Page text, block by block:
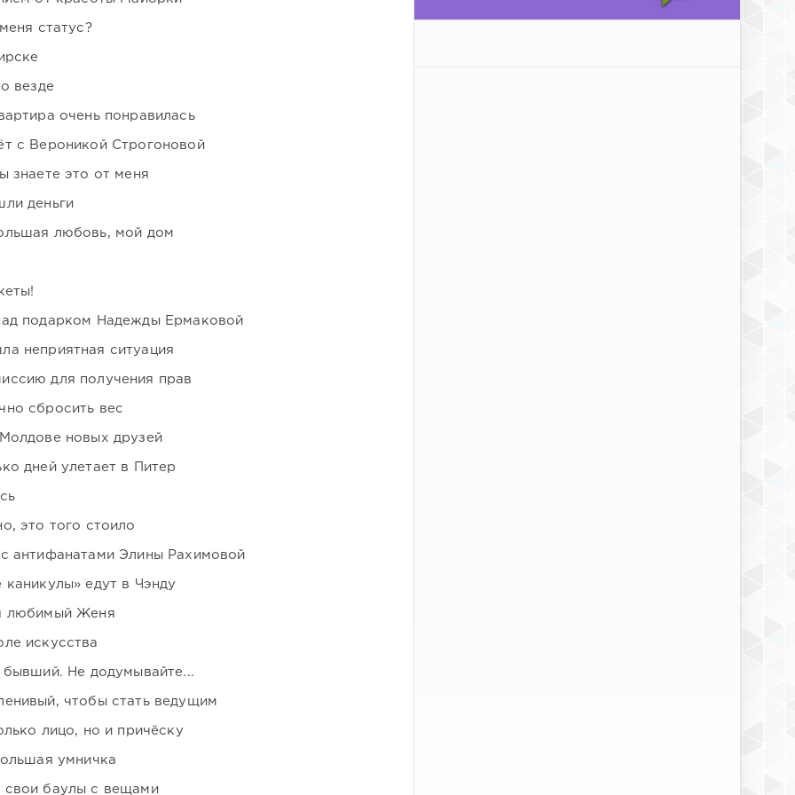
статус?
везде
очень понравилась
с Вероникой Строгоновой
знаете это от меня
деньги
любовь, мой дом
подарком Надежды Ермаковой
неприятная ситуация
для получения прав
сбросить вес
новых друзей
дней улетает в Питер
это того стоило
антифанатами Элины Рахимовой
едут в Чэнду
любимый Женя
искусства
Не додумывайте...
чтобы стать ведущим
лицо, но и причёску
умничка
свои баулы с вещами